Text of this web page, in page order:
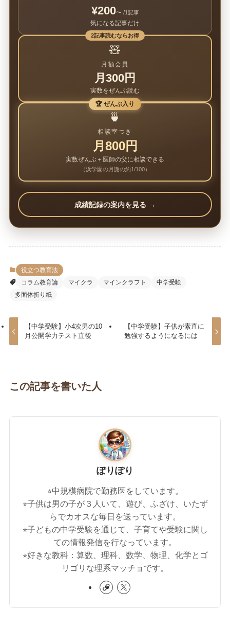
¥200〜 /1記事
気になる記事だけ
2記事読むならお得
🧸
月額会員
月300円
実数をぜんぶ読む
🏆 ぜんぶ入り
🍵
相談室つき
月800円
実数ぜんぶ＋医師の父に相談できる
（浜学園の月謝の約1/100）
成績記録の案内を見る →
役立つ教育法
コラム教育論
マイクラ マインクラフト
中学受験
多面体折り紙
【中学受験】小4次男の10
月公開学力テスト直後
【中学受験】子供が素直に
勉強するようになるには
この記事を書いた人
ぽりぽり
⭐︎中規模病院で勤務医をしています。
⭐︎子供は男の子が３人いて、遊び、ふざけ、いたず
らでカオスな毎日を送っています。
⭐︎子どもの中学受験を通じて、子育てや受験に関し
ての情報発信を行なっています。
⭐︎好きな教科：算数、理科、数学、物理、化学とゴ
リゴリな理系マッチョです。